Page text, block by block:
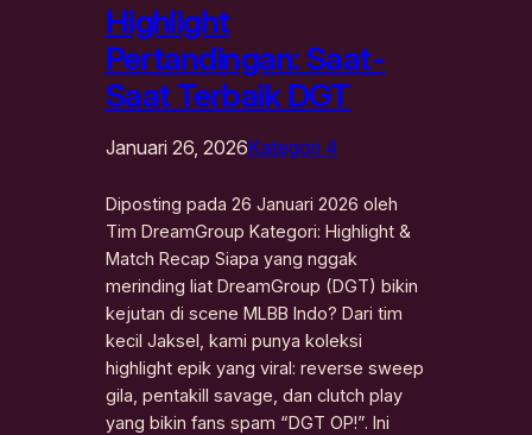
Highlight
Pertandingan: Saat-
Saat Terbaik DGT
Januari 26, 2026Kategori 4
Diposting pada 26 Januari 2026 oleh
Tim DreamGroup Kategori: Highlight &
Match Recap Siapa yang nggak
merinding liat DreamGroup (DGT) bikin
kejutan di scene MLBB Indo? Dari tim
kecil Jaksel, kami punya koleksi
highlight epik yang viral: reverse sweep
gila, pentakill savage, dan clutch play
yang bikin fans spam “DGT OP!”. Ini